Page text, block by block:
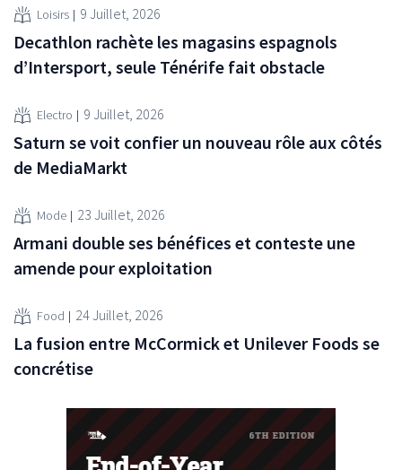
Loisirs 9 Juillet, 2026
Decathlon rachète les magasins espagnols
d’Intersport, seule Ténérife fait obstacle
Electro 9 Juillet, 2026
Saturn se voit confier un nouveau rôle aux côtés
de MediaMarkt
Mode 23 Juillet, 2026
Armani double ses bénéfices et conteste une
amende pour exploitation
Food 24 Juillet, 2026
La fusion entre McCormick et Unilever Foods se
concrétise